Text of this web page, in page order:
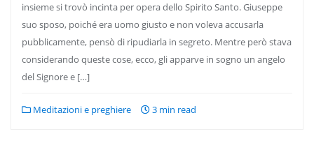
insieme si trovò incinta per opera dello Spirito Santo. Giuseppe
suo sposo, poiché era uomo giusto e non voleva accusarla
pubblicamente, pensò di ripudiarla in segreto. Mentre però stava
considerando queste cose, ecco, gli apparve in sogno un angelo
del Signore e […]
Meditazioni e preghiere 3 min read